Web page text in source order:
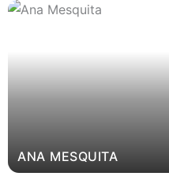
ANA MESQUITA